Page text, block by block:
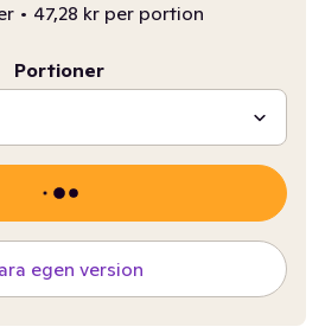
• 47,28 kr per portion
Portioner
egen version